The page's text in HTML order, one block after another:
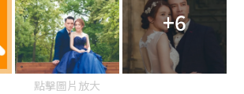
+6
點擊圖片放大